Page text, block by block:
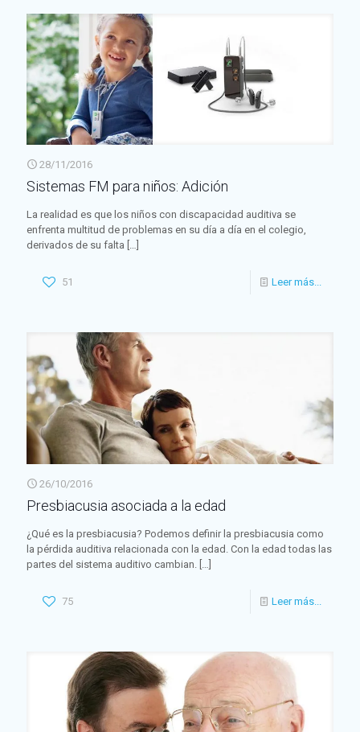
28/11/2016
Sistemas FM para niños: Adición
La realidad es que los niños con discapacidad auditiva se
enfrenta multitud de problemas en su día a día en el colegio,
derivados de su falta […]
51 Leer más...
26/10/2016
Presbiacusia asociada a la edad
¿Qué es la presbiacusia? Podemos definir la presbiacusia como
la pérdida auditiva relacionada con la edad. Con la edad todas las
partes del sistema auditivo cambian.
75 Leer más...